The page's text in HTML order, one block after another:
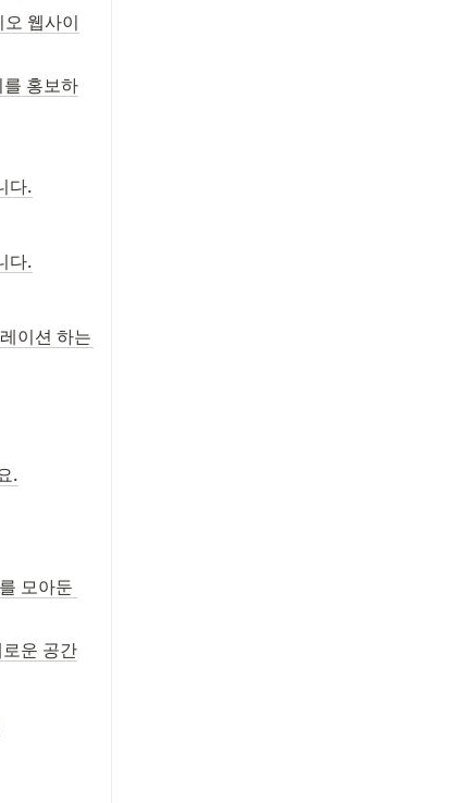
웹사이
홍보하
다.
다.
이션 하는
.
모아둔
운 공간